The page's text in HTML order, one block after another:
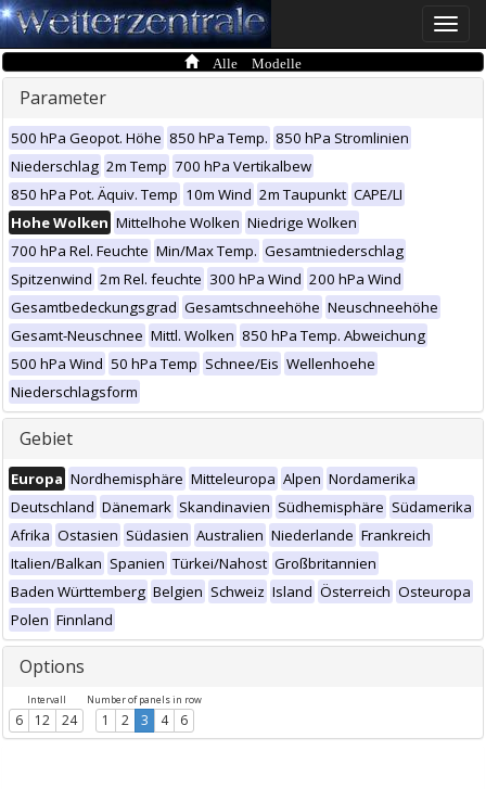
Toggle
Alle Modelle
Parameter
500 hPa Geopot. Höhe 850 hPa Temp. 850 hPa Stromlinien
Niederschlag 2m Temp 700 hPa Vertikalbew
850 hPa Pot. Äquiv. Temp 10m Wind 2m Taupunkt CAPE/LI
Hohe Wolken Mittelhohe Wolken Niedrige Wolken
700 hPa Rel. Feuchte Min/Max Temp. Gesamtniederschlag
Spitzenwind 2m Rel. feuchte 300 hPa Wind 200 hPa Wind
Gesamtbedeckungsgrad Gesamtschneehöhe Neuschneehöhe
Gesamt-Neuschnee Mittl. Wolken 850 hPa Temp. Abweichung
500 hPa Wind 50 hPa Temp Schnee/Eis Wellenhoehe
Niederschlagsform
Gebiet
Europa Nordhemisphäre Mitteleuropa Alpen Nordamerika
Deutschland Dänemark Skandinavien Südhemisphäre Südamerika
Afrika Ostasien Südasien Australien Niederlande Frankreich
Italien/Balkan Spanien Türkei/Nahost Großbritannien
Baden Württemberg Belgien Schweiz Island Österreich Osteuropa
Polen Finnland
Options
Intervall
6 12 24
Number of panels in row
1 2 3 4 6